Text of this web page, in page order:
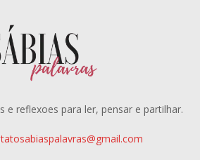
e reflexoes para ler, pensar e partilhar.